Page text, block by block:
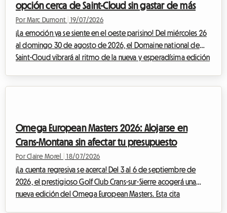
opción cerca de Saint-Cloud sin gastar de más
Por Marc Dumont 19/07/2026
¡La emoción ya se siente en el oeste parisino! Del miércoles 26
al domingo 30 de agosto de 2026, el Domaine national de
Saint-Cloud vibrará al ritmo de la nueva y esperadísima edición
embargo, e...
Omega European Masters 2026: Alojarse en
Crans-Montana sin afectar tu presupuesto
Por Claire Morel 18/07/2026
¡La cuenta regresiva se acerca! Del 3 al 6 de septiembre de
2026, el prestigioso Golf Club Crans-sur-Sierre acogerá una
nueva edición del Omega European Masters. Esta cita